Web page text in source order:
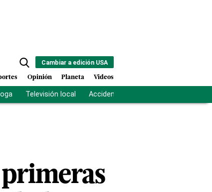
Cambiar a edición USA
Opinión Planeta Videos
Televisión local Accidente Los Ríos
primeras